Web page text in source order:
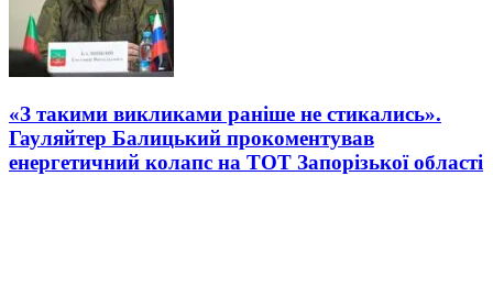
«З такими викликами раніше не стикались».
Гауляйтер Балицький прокоментував
енергетичний колапс на ТОТ Запорізької області